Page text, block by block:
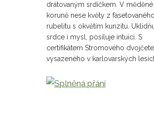
drátovaným srdíčkem. V měděné
koruně nese květy z fasetovaného
rubelitu s okvětím kunzitu.
srdce i mysl, posiluje intuici. S
certifikátem Stromového dvojčete,
vysazeného v karlovarských